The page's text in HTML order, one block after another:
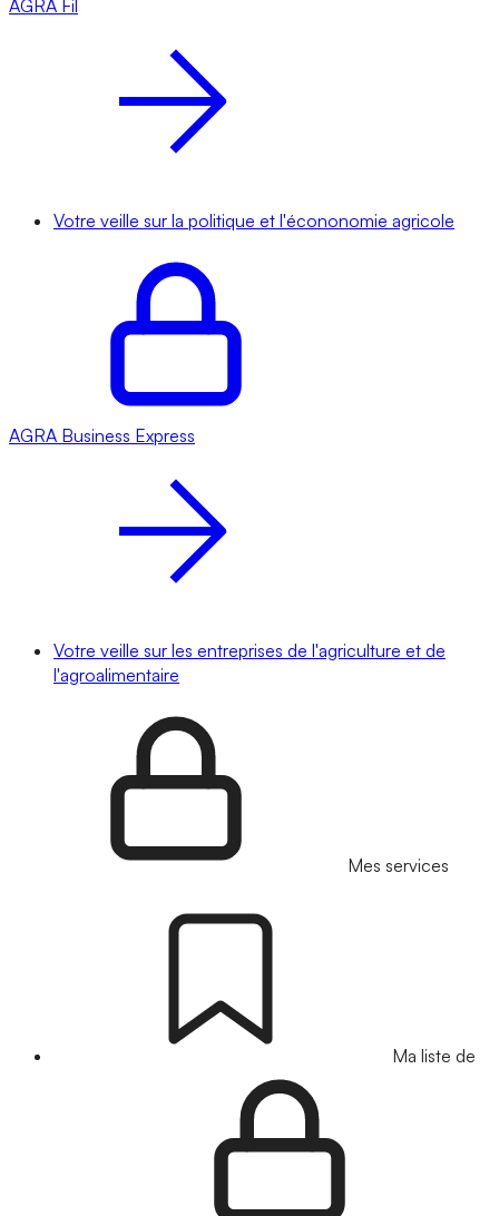
AGRA Fil
Votre veille sur la politique et l'écononomie agricole
AGRA Business Express
Votre veille sur les entreprises de l'agriculture et de
l'agroalimentaire
Mes services
Ma liste de